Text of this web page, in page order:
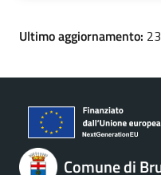
Ultimo aggiornamento:
Comune di